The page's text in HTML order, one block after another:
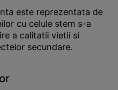
este reprezentata de
cu celule stem s-a
a calitatii vietii si
secundare.